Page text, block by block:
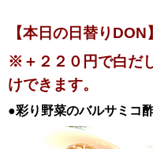
【本日の日替り
※＋２２０円で白だ
けできます。
●彩り野菜のバルサミコ